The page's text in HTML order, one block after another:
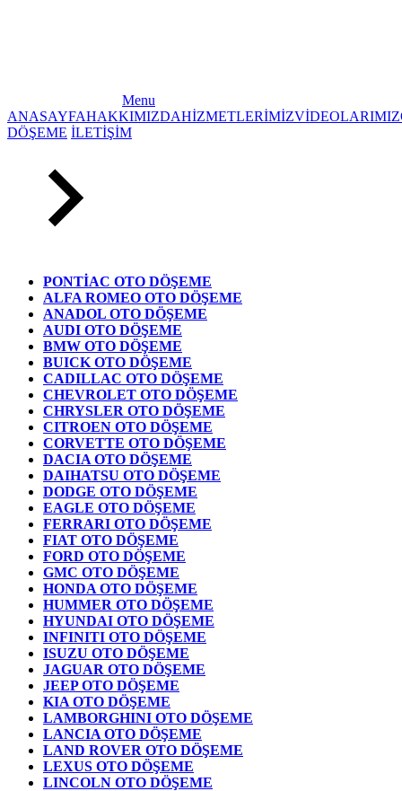
Menu
ANASAYFAHAKKIMIZDAHİZMETLERİMİZVİDEOLARIMIZ
DÖŞEME İLETİŞİM
PONTİAC OTO DÖŞEME
ALFA ROMEO OTO DÖŞEME
ANADOL OTO DÖŞEME
AUDI OTO DÖŞEME
BMW OTO DÖŞEME
BUICK OTO DÖŞEME
CADILLAC OTO DÖŞEME
CHEVROLET OTO DÖŞEME
CHRYSLER OTO DÖŞEME
CITROEN OTO DÖŞEME
CORVETTE OTO DÖŞEME
DACIA OTO DÖŞEME
DAIHATSU OTO DÖŞEME
DODGE OTO DÖŞEME
EAGLE OTO DÖŞEME
FERRARI OTO DÖŞEME
FIAT OTO DÖŞEME
FORD OTO DÖŞEME
GMC OTO DÖŞEME
HONDA OTO DÖŞEME
HUMMER OTO DÖŞEME
HYUNDAI OTO DÖŞEME
INFINITI OTO DÖŞEME
ISUZU OTO DÖŞEME
JAGUAR OTO DÖŞEME
JEEP OTO DÖŞEME
KIA OTO DÖŞEME
LAMBORGHINI OTO DÖŞEME
LANCIA OTO DÖŞEME
LAND ROVER OTO DÖŞEME
LEXUS OTO DÖŞEME
LINCOLN OTO DÖŞEME